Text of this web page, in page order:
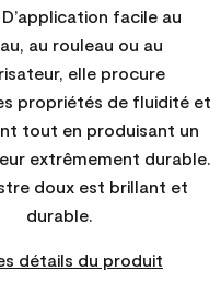
facile au
au rouleau ou au
elle procure
propriétés de fluidité et
tout en produisant un
extrêmement durable.
doux est brillant et
durable.
détails du produit